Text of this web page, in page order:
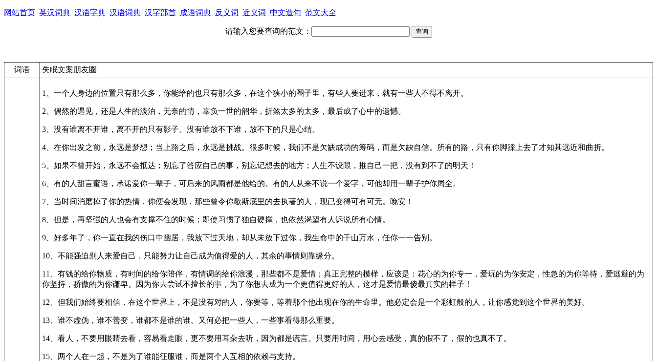
网站首页 英汉词典 汉语字典 汉语词典 汉字部首 成语词典 反义词 近义词 中文造句 范文大全
请输入您要查询的范文：
词语 失眠文案朋友圈
1、一个人身边的位置只有那么多，你能给的也只有那么多，在这个狭小的圈子里，有些人要进来，就有一些人不得不离开。
2、偶然的遇见，还是人生的淡泊，无奈的情，辜负一世的韶华，折煞太多的太多，最后成了心中的遗憾。
3、没有谁离不开谁，离不开的只有影子。没有谁放不下谁，放不下的只是心结。
4、在你出发之前，永远是梦想；当上路之后，永远是挑战。很多时候，我们不是欠缺成功的筹码，而是欠缺自信。所有的路，只有你脚踩上去了才知其远近和曲折。
5、如果不曾开始，永远不会抵达；别忘了答应自己的事，别忘记想去的地方；人生不设限，推自己一把，没有到不了的明天！
6、有的人甜言蜜语，承诺爱你一辈子，可后来的风雨都是他给的。有的人从来不说一个爱字，可他却用一辈子护你周全。
7、当时间消磨掉了你的热情，你便会发现，那些曾令你歇斯底里的去执著的人，现已变得可有可无。晚安！
8、但是，再坚强的人也会有支撑不住的时候；即使习惯了独自硬撑，也依然渴望有人诉说所有心情。
9、好多年了，你一直在我的伤口中幽居，我放下过天地，却从未放下过你，我生命中的千山万水，任你一一告别。
10、不能强迫别人来爱自己，只能努力让自己成为值得爱的人，其余的事情则靠缘分。
11、有钱的给你物质，有时间的给你陪伴，有情调的给你浪漫，那些都不是爱情；真正完整的模样，应该是：花心的为你专一，爱玩的为你安定，性急的为你等待，爱逃避的为
你坚持，骄傲的为你谦卑。因为你去尝试不擅长的事，为了你想去成为一个更值得更好的人，这才是爱情最傻最真实的样子！
12、但我们始终要相信，在这个世界上，不是没有对的人，你要等，等着那个他出现在你的生命里。他必定会是一个彩虹般的人，让你感觉到这个世界的美好。
13、谁不虚伪，谁不善变，谁都不是谁的谁。又何必把一些人，一些事看得那么重要。
14、看人，不要用眼睛去看，容易看走眼，更不要用耳朵去听，因为都是谎言。只要用时间，用心去感受，真的假不了，假的也真不了。
15、两个人在一起，不是为了谁能征服谁，而是两个人互相的依赖与支持。